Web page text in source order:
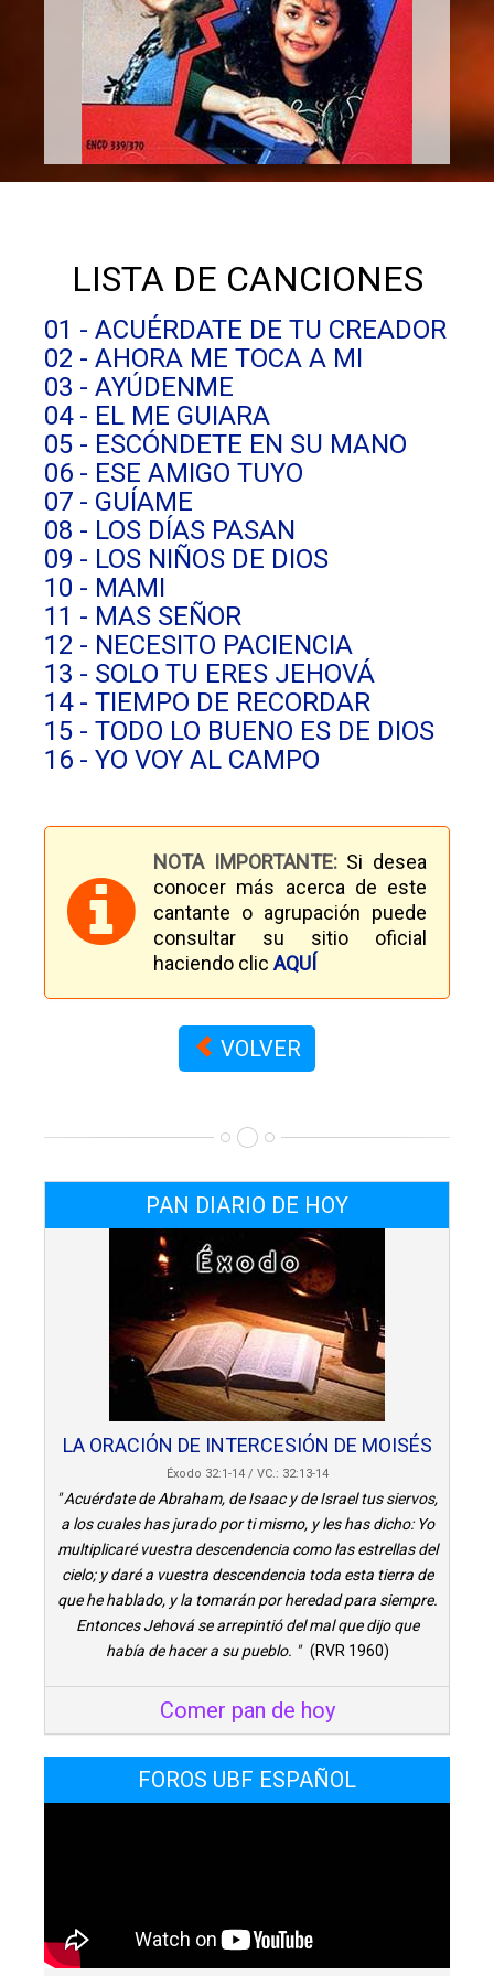
LISTA DE CANCIONES
01 - ACUÉRDATE DE TU CREADOR
02 - AHORA ME TOCA A MI
03 - AYÚDENME
04 - EL ME GUIARA
05 - ESCÓNDETE EN SU MANO
06 - ESE AMIGO TUYO
07 - GUÍAME
08 - LOS DÍAS PASAN
09 - LOS NIÑOS DE DIOS
10 - MAMI
11 - MAS SEÑOR
12 - NECESITO PACIENCIA
13 - SOLO TU ERES JEHOVÁ
14 - TIEMPO DE RECORDAR
15 - TODO LO BUENO ES DE DIOS
16 - YO VOY AL CAMPO
NOTA IMPORTANTE: Si desea
conocer más acerca de este
cantante o agrupación puede
consultar su sitio oficial
haciendo clic AQUÍ
VOLVER
PAN DIARIO DE HOY
LA ORACIÓN DE INTERCESIÓN DE MOISÉS
Éxodo 32:1-14 / VC.: 32:13-14
" Acuérdate de Abraham, de Isaac y de Israel tus siervos,
a los cuales has jurado por ti mismo, y les has dicho: Yo
multiplicaré vuestra descendencia como las estrellas del
cielo; y daré a vuestra descendencia toda esta tierra de
que he hablado, y la tomarán por heredad para siempre.
Entonces Jehová se arrepintió del mal que dijo que
había de hacer a su pueblo. "(RVR 1960)
Comer pan de hoy
FOROS UBF ESPAÑOL